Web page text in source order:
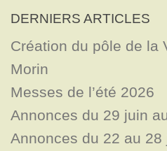
DERNIERS ARTICLES
Création du pôle de la
Morin
Messes de l’été 2026
Annonces du 29 juin
Annonces du 22 au 28